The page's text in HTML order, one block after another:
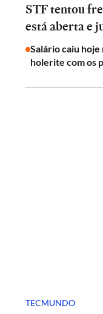
STF tentou
está aberta e
Salário caiu hoje
holerite com os
TECMUNDO